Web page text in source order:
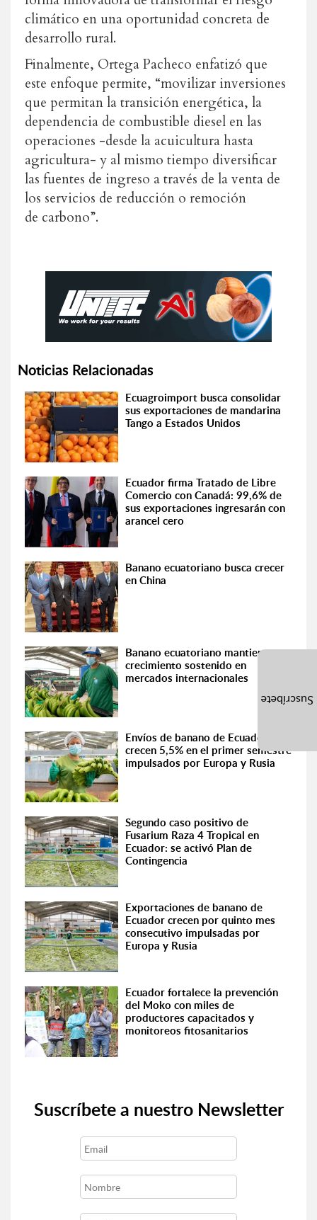
climático en una oportunidad concreta de
desarrollo rural.
Finalmente, Ortega Pacheco enfatizó que
este enfoque permite, “movilizar inversiones
que permitan la transición energética, la
dependencia de combustible diesel en las
operaciones -desde la acuicultura hasta
agricultura- y al mismo tiempo diversificar
las fuentes de ingreso a través de la venta de
los servicios de reducción o remoción
de carbono”.
Noticias Relacionadas
Ecuagroimport busca consolidar
sus exportaciones de mandarina
Tango a Estados Unidos
Ecuador firma Tratado de Libre
Comercio con Canadá: 99,6% de
sus exportaciones ingresarán con
arancel cero
Banano ecuatoriano busca crecer
en China
Banano ecuatoriano mantiene
crecimiento sostenido en
mercados internacionales
Envíos de banano de Ecuador
crecen 5,5% en el primer semestre
impulsados por Europa y Rusia
Segundo caso positivo de
Fusarium Raza 4 Tropical en
Ecuador: se activó Plan de
Contingencia
Exportaciones de banano de
Ecuador crecen por quinto mes
consecutivo impulsadas por
Europa y Rusia
Ecuador fortalece la prevención
del Moko con miles de
productores capacitados y
monitoreos fitosanitarios
Suscríbete a nuestro Newsletter
Suscríbete